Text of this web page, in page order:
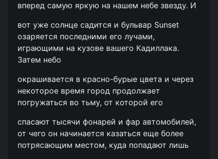
вперед самую яркую на нашем небе звезду. И
вот уже солнце садится и бульвар Sunset
озаряется последними его лучами,
играющими на кузове вашего Кадиллака.
Затем небо
окрашивается в красно-бурые цвета и через
некоторое время город продолжает
погружаться во тьму, от которой его
спасают тысячи фонарей и фар автомобилей,
от чего он начинается казаться еще более
потрясающим местом, куда попадают лишь